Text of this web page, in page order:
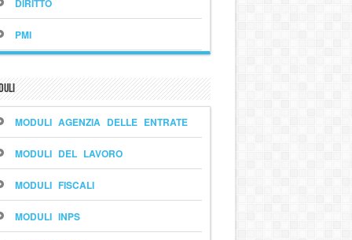
DIRITTO
PMI
MODULI AGENZIA DELLE ENTRATE
MODULI DEL LAVORO
MODULI FISCALI
MODULI INPS